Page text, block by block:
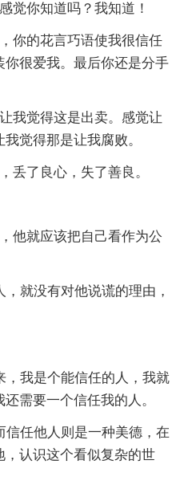
觉你知道吗？我知道！
你的花言巧语使我很信任
很爱我。最后你还是分手
我觉得这是出卖。感觉让
觉得那是让我腐败。
丢了良心，失了善良。
他就应该把自己看作为公
就没有对他说谎的理由，
，我是个能信任的人，我就
需要一个信任我的人。
信任他人则是一种美德，在
认识这个看似复杂的世